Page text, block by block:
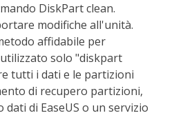
DiskPart clean.
modifiche all'unità.
affidabile per
solo "diskpart
tutti i dati e le partizioni
di recupero partizioni,
di EaseUS o un servizio